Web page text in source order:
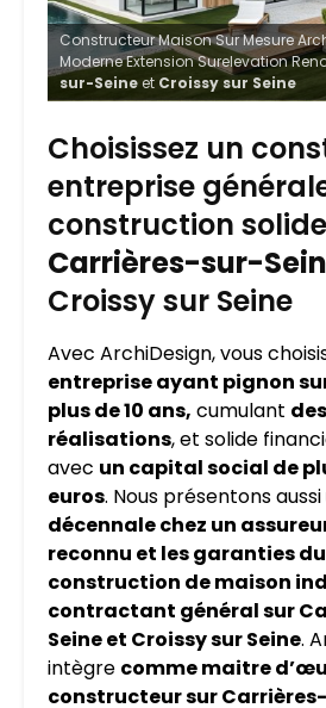
Constructeur Maison Sur Mesure
Moderne Extension Surelevation
sur-Seineet Croissy sur Seine
Choisissez un
entreprise
construction
Carrières-sur-
Croissy sur Seine
Avec ArchiDesign, vous
entreprise ayant pignon
plus de 10 ans, cumulant
réalisations, et solide
avec un capital social de
euros. Nous présentons aussi
décennale chez un
reconnu et les garanties
construction de maison
contractant général sur
Seineet Croissy sur Seine.
intègre comme maitre
constructeur sur